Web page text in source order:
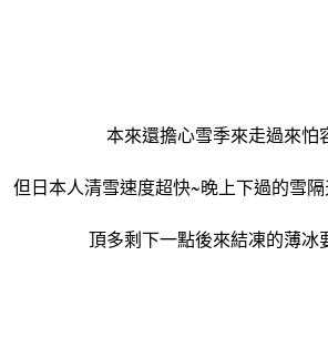
本來還擔心雪季來走過來怕
但日本人清雪速度超快~晚上下過的雪
頂多剩下一點後來結凍的薄冰